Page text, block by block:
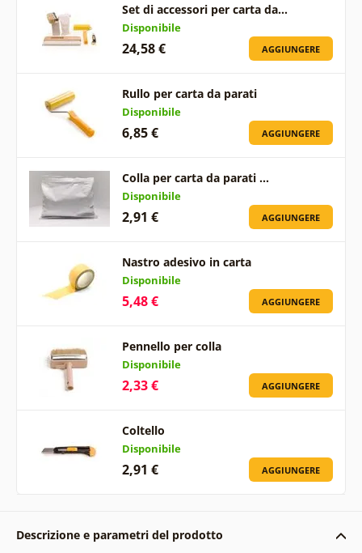
Set di accessori per carta da…
Disponibile
24,58 € AGGIUNGERE
Rullo per carta da parati
Disponibile
6,85 € AGGIUNGERE
Colla per carta da parati …
Disponibile
2,91 € AGGIUNGERE
Nastro adesivo in carta
Disponibile
5,48 € AGGIUNGERE
Pennello per colla
Disponibile
2,33 € AGGIUNGERE
Coltello
Disponibile
2,91 € AGGIUNGERE
Descrizione e parametri del prodotto